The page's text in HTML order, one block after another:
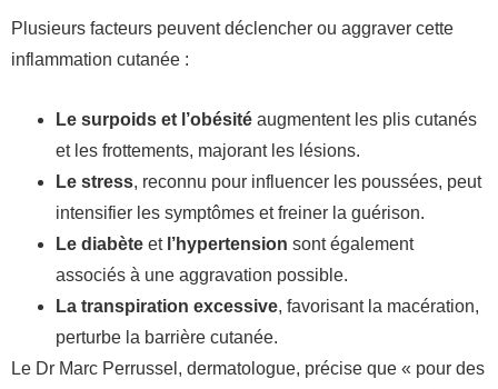
Plusieurs facteurs peuvent déclencher ou aggraver cette
inflammation cutanée :
Le surpoids et l’obésité augmentent les plis cutanés
et les frottements, majorant les lésions.
Le stress, reconnu pour influencer les poussées, peut
intensifier les symptômes et freiner la guérison.
Le diabète et l’hypertension sont également
associés à une aggravation possible.
La transpiration excessive, favorisant la macération,
perturbe la barrière cutanée.
Le Dr Marc Perrussel, dermatologue, précise que « pour des